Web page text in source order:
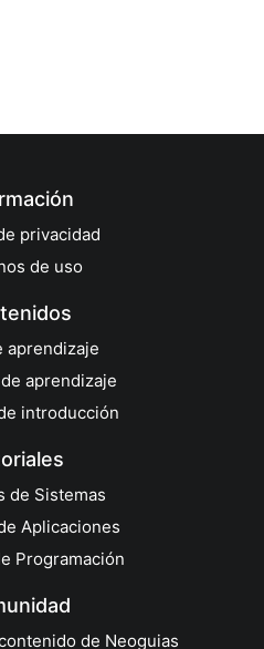
privacidad
de uso
aprendizaje
aprendizaje
introducción
de Sistemas
Aplicaciones
Programación
de Neoguias